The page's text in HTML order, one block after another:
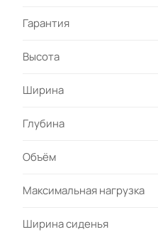
Гарантия
Высота
Ширина
Глубина
Объём
Максимальная нагрузка
Ширина сиденья